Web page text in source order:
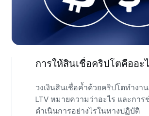
การให้สินเชื่อคริปโตคืออะ
วงเงินสินเชื่อค้ำด้วยคริปโตทำงา
LTV หมายความว่าอะไร และการ
ดำเนินการอย่างไรในทางปฏิบัติ